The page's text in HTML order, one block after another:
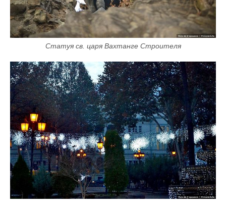
Статуя св. царя Вахтанге Строителя